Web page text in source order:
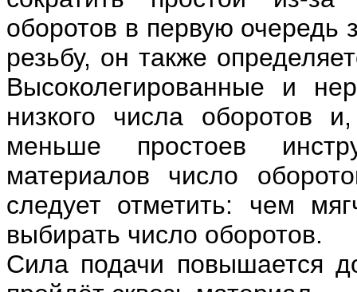
оборотов в первую очередь
резьбу, он также
Высоколегированные и
низкого числа оборотов
меньше простоев
материалов число
следует отметить: чем
выбирать число оборотов.
Сила подачи повышается